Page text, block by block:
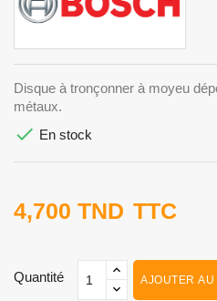
Disque à tronçonner à moyeu
métaux.
 En stock
4,700 TND TTC
Quantité AJOUTER AU